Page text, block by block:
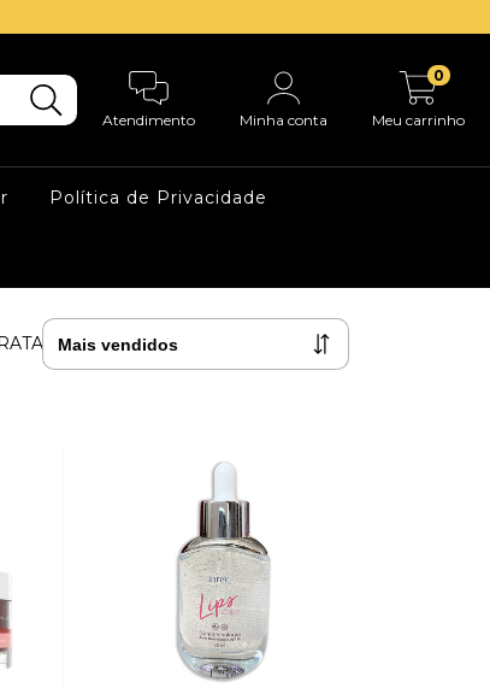
Atendimento Minha conta Meu carrinho
0
Política de Privacidade